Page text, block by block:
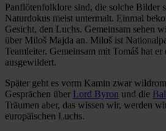
Panflötenfolklore sind, die solche Bilder
Naturdokus meist untermalt. Einmal
Gesicht, den Luchs. Gemeinsam sehen
über Miloš Majda an. Miloš ist
Teamleiter. Gemeinsam mit Tomáš hat
ausgewildert.
Später geht es vorm Kamin zwar
Gesprächen über Lord Byron und die
Träumen aber, das wissen wir, werden
europäischen Luchs.